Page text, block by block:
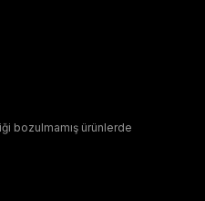
bozulmamış ürünlerde